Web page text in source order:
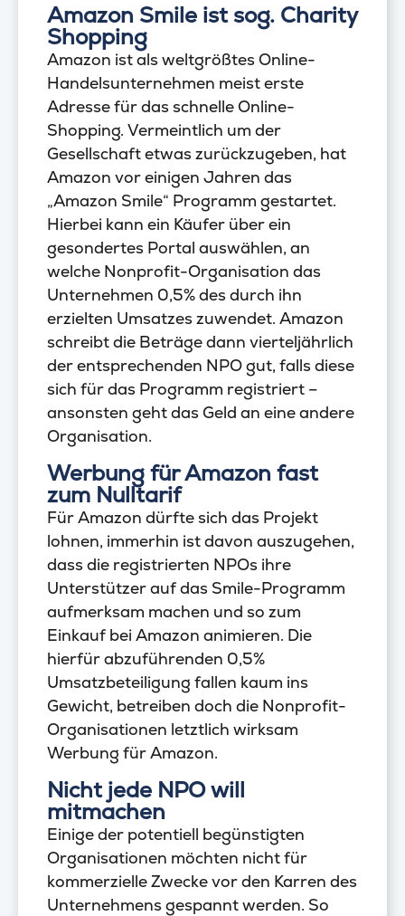
Amazon Smile ist sog. Charity
Shopping
Amazon ist als weltgrößtes Online-
Handelsunternehmen meist erste
Adresse für das schnelle Online-
Shopping. Vermeintlich um der
Gesellschaft etwas zurückzugeben, hat
Amazon vor einigen Jahren das
„Amazon Smile“ Programm gestartet.
Hierbei kann ein Käufer über ein
gesondertes Portal auswählen, an
welche Nonprofit-Organisation das
Unternehmen 0,5% des durch ihn
erzielten Umsatzes zuwendet. Amazon
schreibt die Beträge dann vierteljährlich
der entsprechenden NPO gut, falls diese
sich für das Programm registriert –
ansonsten geht das Geld an eine andere
Organisation.
Werbung für Amazon fast
zum Nulltarif
Für Amazon dürfte sich das Projekt
lohnen, immerhin ist davon auszugehen,
dass die registrierten NPOs ihre
Unterstützer auf das Smile-Programm
aufmerksam machen und so zum
Einkauf bei Amazon animieren. Die
hierfür abzuführenden 0,5%
Umsatzbeteiligung fallen kaum ins
Gewicht, betreiben doch die Nonprofit-
Organisationen letztlich wirksam
Werbung für Amazon.
Nicht jede NPO will
mitmachen
Einige der potentiell begünstigten
Organisationen möchten nicht für
kommerzielle Zwecke vor den Karren des
Unternehmens gespannt werden. So